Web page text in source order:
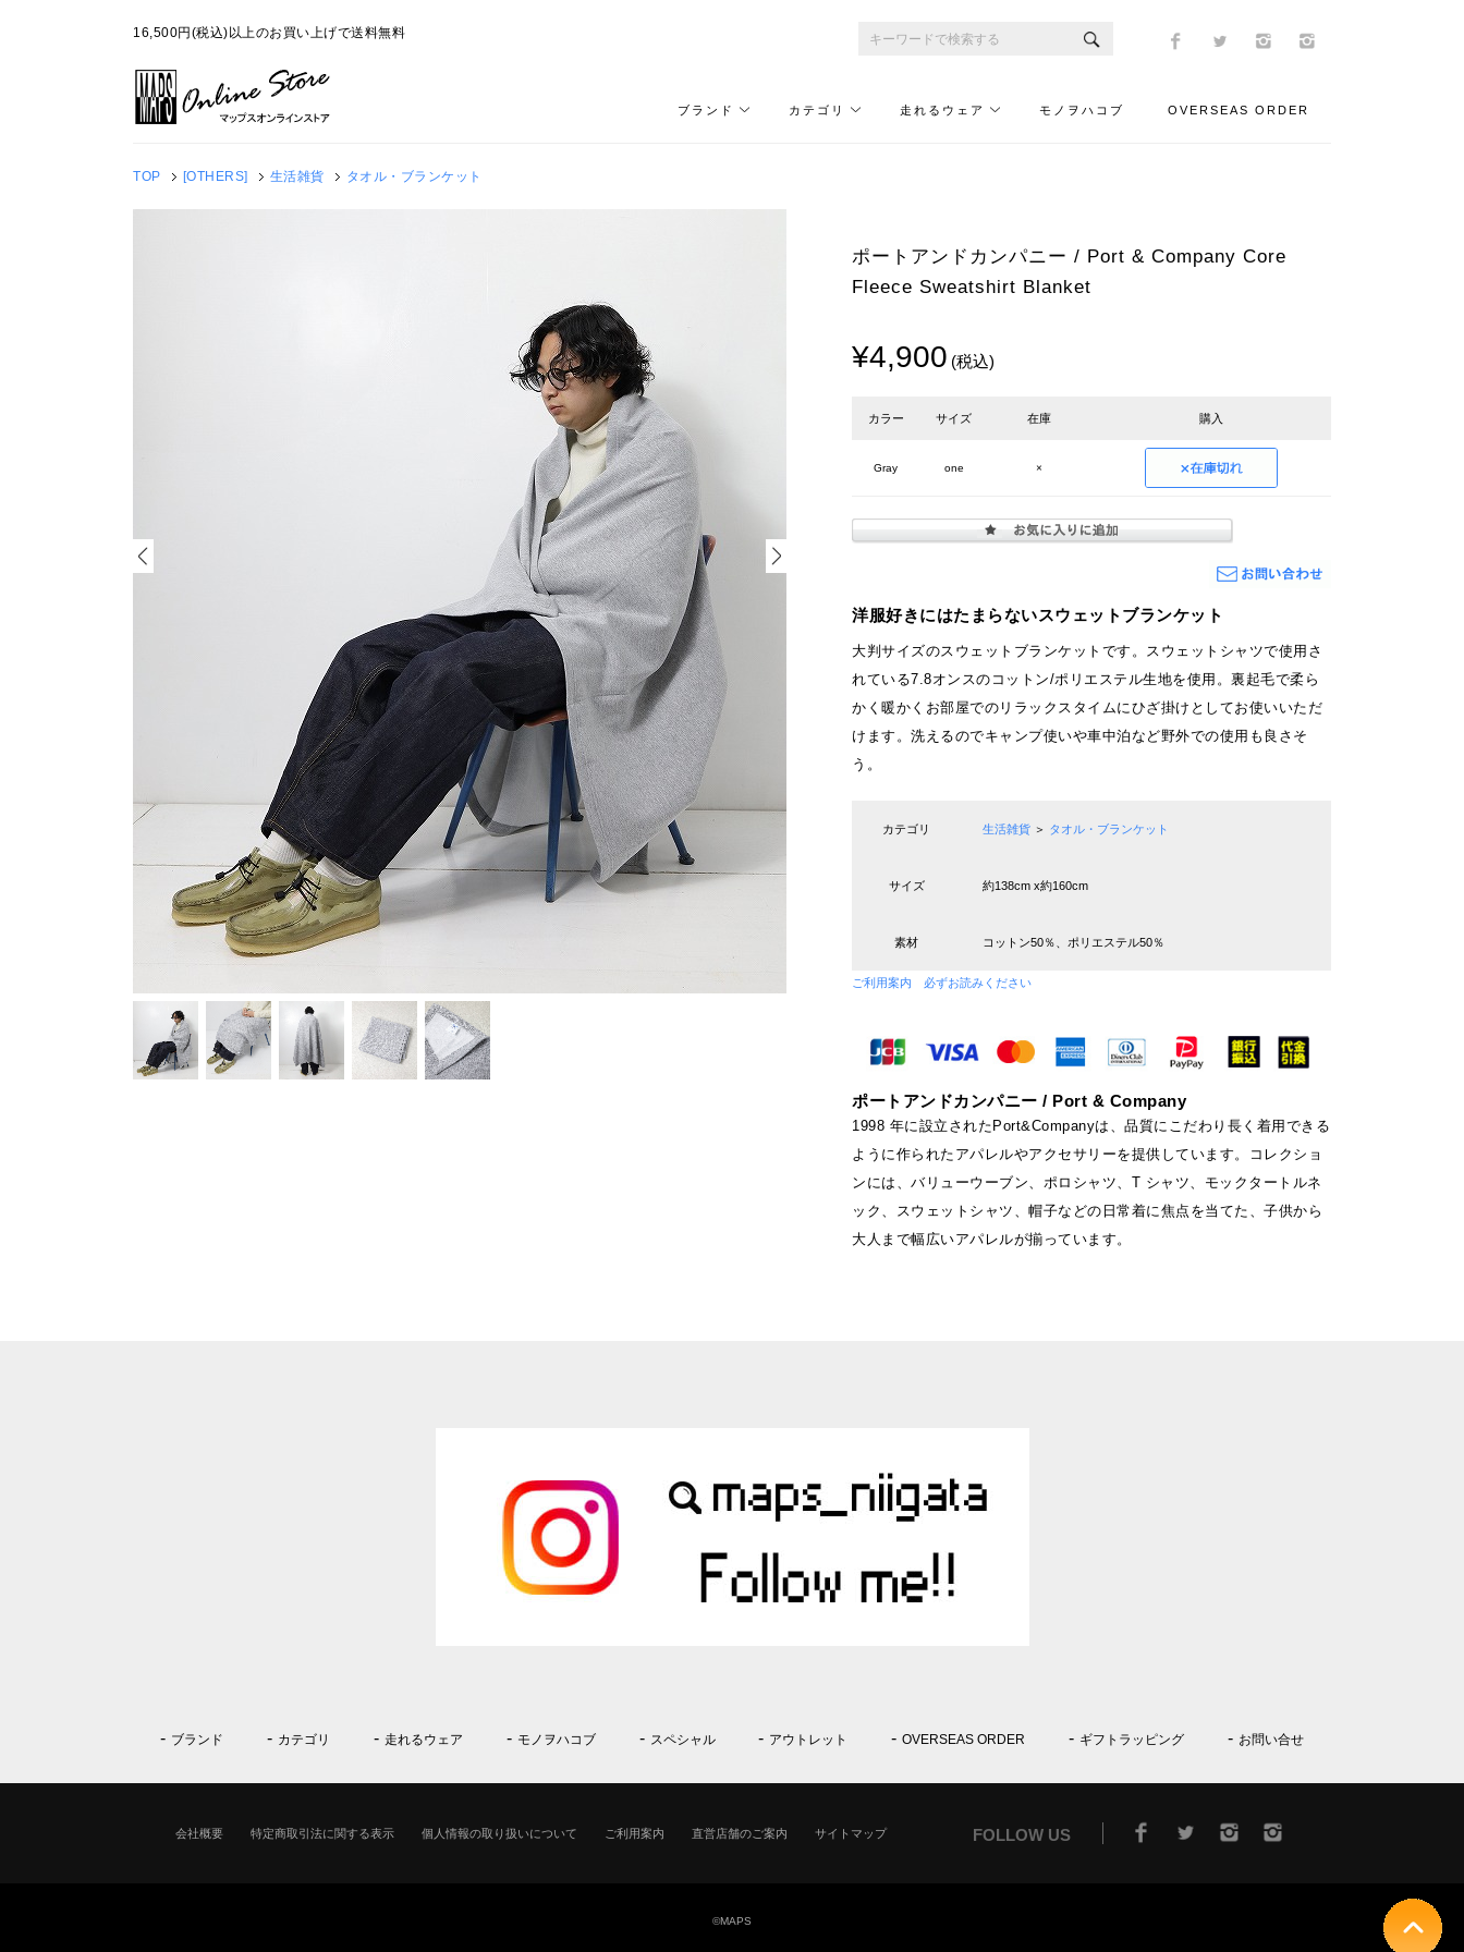
16,500円(税込)以上のお買い上げで送料無料
ブランド カテゴリ 走れるウェア モノヲハコブ OVERSEAS ORDER
TOP [OTHERS] 生活雑貨 タオル・ブランケット
ポートアンドカンパニー / Port & Company Core
Fleece Sweatshirt Blanket
¥4,900 (税込)
カラー サイズ 在庫 購入
Gray one ×
洋服好きにはたまらないスウェットブランケット
大判サイズのスウェットブランケットです。スウェットシャツで使用さ
れている7.8オンスのコットン/ポリエステル生地を使用。裏起毛で柔ら
かく暖かくお部屋でのリラックスタイムにひざ掛けとしてお使いいただ
けます。洗えるのでキャンプ使いや車中泊など野外での使用も良さそ
う。
カテゴリ 生活雑貨 ＞ タオル・ブランケット
サイズ 約138cm x約160cm
素材 コットン50％、ポリエステル50％
ご利用案内 必ずお読みください
ポートアンドカンパニー / Port & Company
1998 年に設立されたPort&Companyは、品質にこだわり長く着用できる
ように作られたアパレルやアクセサリーを提供しています。コレクショ
ンには、バリューウーブン、ポロシャツ、T シャツ、モックタートルネ
ック、スウェットシャツ、帽子などの日常着に焦点を当てた、子供から
大人まで幅広いアパレルが揃っています。
ブランド カテゴリ 走れるウェア モノヲハコブ スペシャル アウトレット OVERSEAS ORDER ギフトラッピング お問い合せ
会社概要 特定商取引法に関する表示 個人情報の取り扱いについて ご利用案内 直営店舗のご案内 サイトマップ FOLLOW US
©MAPS